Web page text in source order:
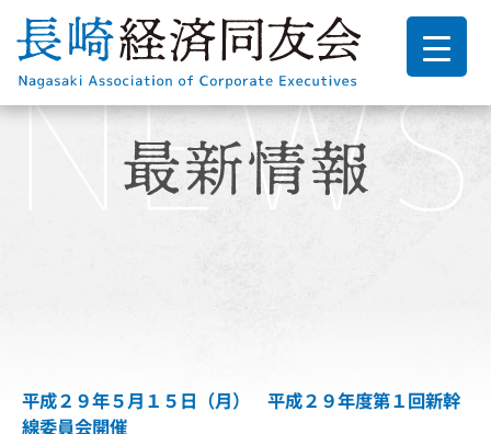
平成２９年５月１５日（月） 平成２９年度第１回新幹
線委員会開催